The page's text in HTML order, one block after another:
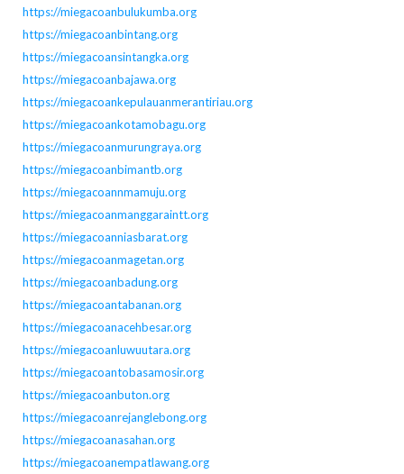
https://miegacoanbulukumba.org
https://miegacoanbintang.org
https://miegacoansintangka.org
https://miegacoanbajawa.org
https://miegacoankepulauanmerantiriau.org
https://miegacoankotamobagu.org
https://miegacoanmurungraya.org
https://miegacoanbimantb.org
https://miegacoannmamuju.org
https://miegacoanmanggaraintt.org
https://miegacoanniasbarat.org
https://miegacoanmagetan.org
https://miegacoanbadung.org
https://miegacoantabanan.org
https://miegacoanacehbesar.org
https://miegacoanluwuutara.org
https://miegacoantobasamosir.org
https://miegacoanbuton.org
https://miegacoanrejanglebong.org
https://miegacoanasahan.org
https://miegacoanempatlawang.org